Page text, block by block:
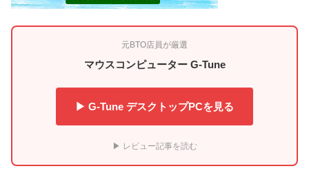
元BTO店員が厳選
マウスコンピューター G-Tune
▶ G-Tune デスクトップPCを見る
▶ レビュー記事を読む